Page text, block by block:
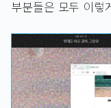
부분들은 모두 이렇